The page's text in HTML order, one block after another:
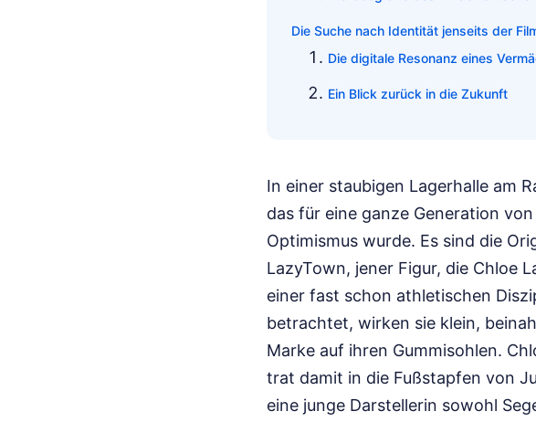
Die Suche nach Identität jenseits der
Die digitale Resonanz eines
Ein Blick zurück in die Zukunft
In einer staubigen Lagerhalle am
das für eine ganze Generation
Optimismus wurde. Es sind die
LazyTown, jener Figur, die Chloe
einer fast schon athletischen
betrachtet, wirken sie klein,
Marke auf ihren Gummisohlen.
trat damit in die Fußstapfen von
eine junge Darstellerin sowohl